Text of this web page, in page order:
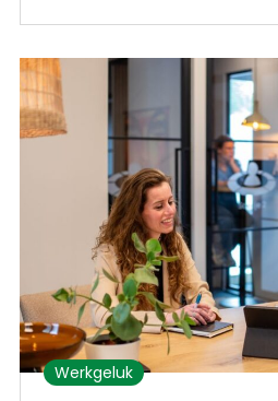
Werkgeluk